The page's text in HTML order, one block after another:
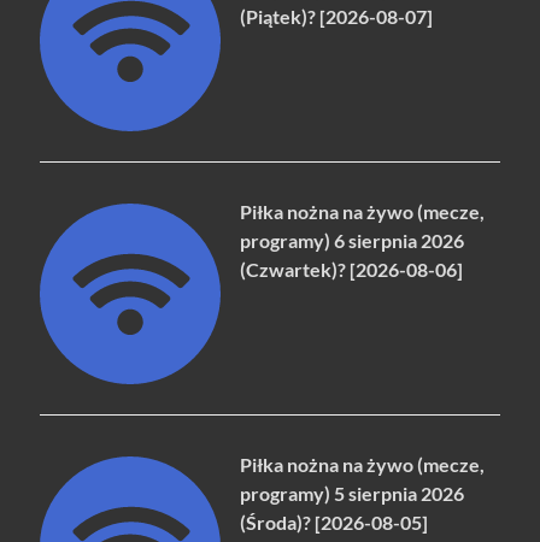
(Piątek)? [2026-08-07]
Piłka nożna na żywo (mecze,
programy) 6 sierpnia 2026
(Czwartek)? [2026-08-06]
Piłka nożna na żywo (mecze,
programy) 5 sierpnia 2026
(Środa)? [2026-08-05]